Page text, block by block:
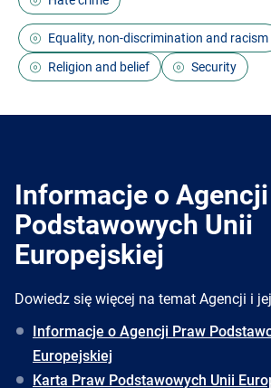
Equality, non-discrimination and racism
Religion and belief
Security
Informacje o
Podstawowych Unii
Europejskiej
Dowiedz się więcej na temat Agencji i
Informacje o Agencji Praw
Europejskiej
Karta Praw Podstawowych Unii